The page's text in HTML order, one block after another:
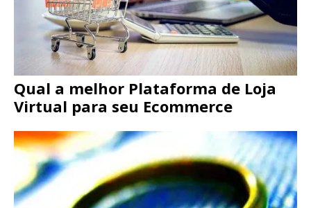
Qual a melhor Plataforma de Loja
Virtual para seu Ecommerce